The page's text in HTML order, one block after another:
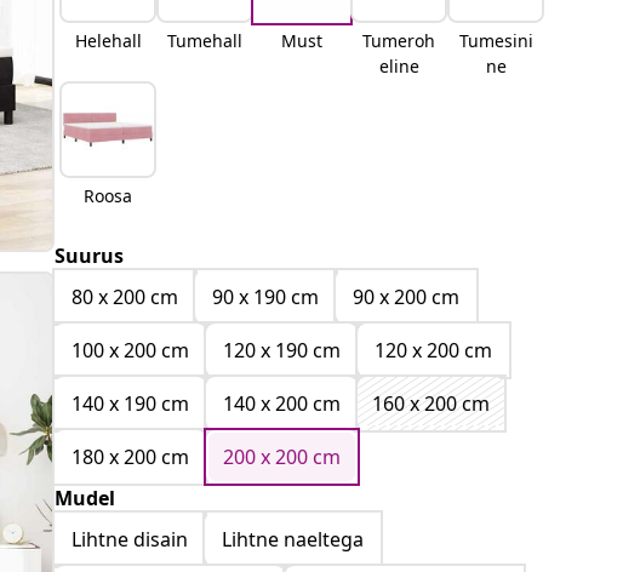
Helehall Tumehall Must
Tumeroh
eline
Tumesini
ne
Roosa
Suurus
80 x 200 cm
90 x 190 cm
90 x 200 cm
100 x 200 cm
120 x 190 cm
120 x 200 cm
140 x 190 cm
140 x 200 cm
160 x 200 cm
180 x 200 cm
200 x 200 cm
Mudel
Lihtne disain
Lihtne naeltega